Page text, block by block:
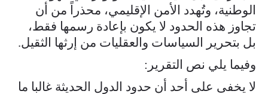
الوطنية، وتُهدد الأمن الإقليمي، محذراً من أن
تجاوز هذه الحدود لا يكون بإعادة رسمها فقط،
بل بتحرير السياسات والعقليات من إرثها الثقيل.
وفيما يلي نص التقرير:
لا يخفى على أحد أن حدود الدول الحديثة غالبا ما